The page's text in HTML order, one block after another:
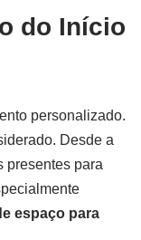
do Início
personalizado.
Desde a
presentes para
espaço para